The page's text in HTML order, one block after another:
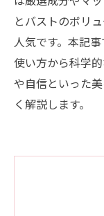
とバストのボリ
人気です。本記
使い方から科学
や自信といった
く解説します。